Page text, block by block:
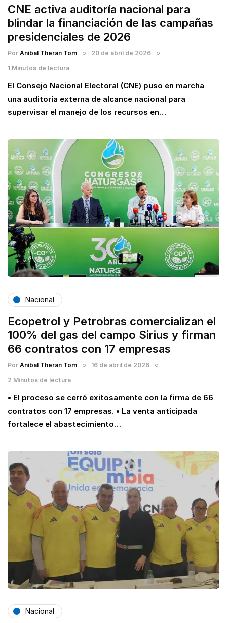
CNE activa auditoría nacional para
blindar la financiación de las campañas
presidenciales de 2026
Por Anibal Theran Tom
20 de abril de 2026
1 Minutos de lectura
El Consejo Nacional Electoral (CNE) puso en marcha
una auditoría externa de alcance nacional para
supervisar el manejo de los recursos en…
Nacional
Ecopetrol y Petrobras comercializan el
100% del gas del campo Sirius y firman
66 contratos con 17 empresas
Por Anibal Theran Tom
16 de abril de 2026
2 Minutos de lectura
• El proceso se cerró exitosamente con la firma de 66
contratos con 17 empresas. • La venta anticipada
fortalece el abastecimiento…
Nacional